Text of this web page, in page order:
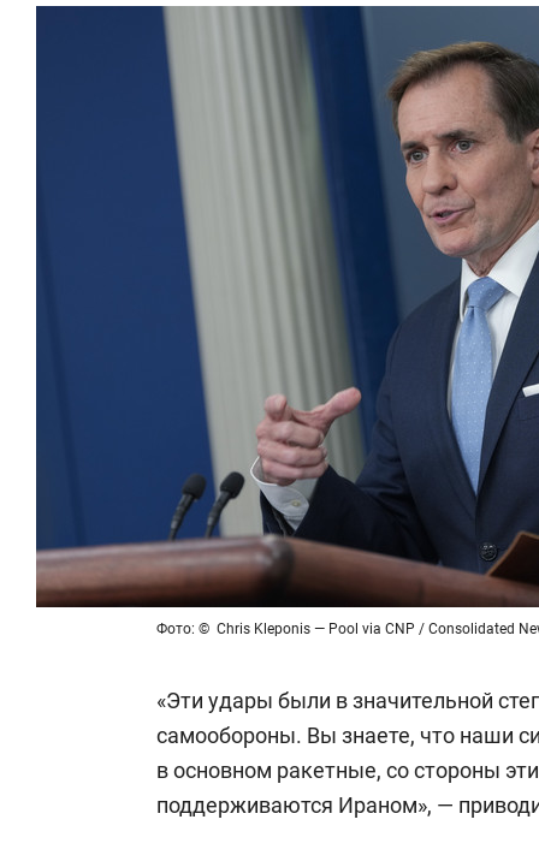
Фото: © Chris Kleponis — Pool via CNP / Consolidated
«Эти удары были в значительной
самообороны. Вы знаете, что наши
в основном ракетные, со стороны
поддерживаются Ираном», —
Рекомендуем
Как ГК «МИР ГРУПП» и ВТБ
создают оазис жилого
комфорта под Казанью
Рекомендуем
150 камер
ID вместо